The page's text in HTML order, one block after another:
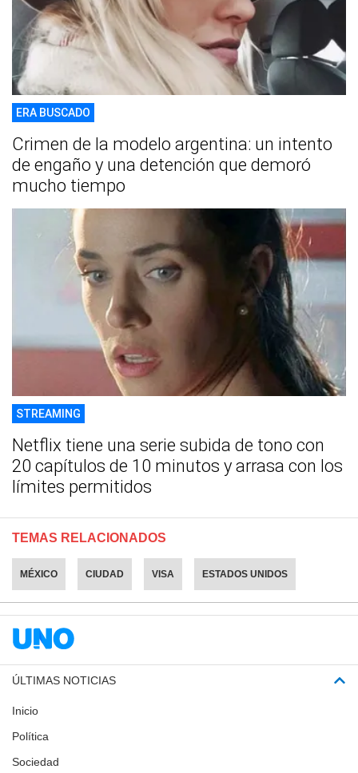
ERA BUSCADO
Crimen de la modelo argentina: un intento
de engaño y una detención que demoró
mucho tiempo
STREAMING
Netflix tiene una serie subida de tono con
20 capítulos de 10 minutos y arrasa con los
límites permitidos
TEMAS RELACIONADOS
MÉXICO CIUDAD VISA ESTADOS UNIDOS
ÚLTIMAS NOTICIAS
Inicio
Política
Sociedad